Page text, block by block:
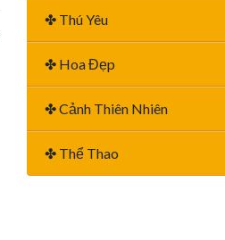
✤ Thú Yêu
✤ Hoa Đẹp
✤ Cảnh Thiên Nhiên
✤ Thể Thao